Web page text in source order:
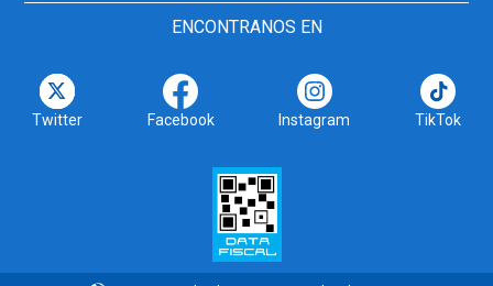
ENCONTRANOS EN
Twitter Facebook Instagram TikTok